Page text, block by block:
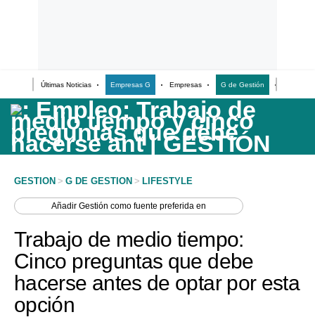
Últimas Noticias Empresas G Empresas G de Gestión
Últimas Noticias
Casos de Estudio
Columnistas
Lifestyle
GESTION > G DE GESTION > LIFESTYLE
AñadirGestión como fuente preferida en
Trabajo de medio tiempo:
Cinco preguntas que debe
hacerse antes de optar por esta
opción